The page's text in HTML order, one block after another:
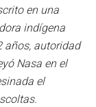
en una
indígena
años, autoridad
Nasa en el
el